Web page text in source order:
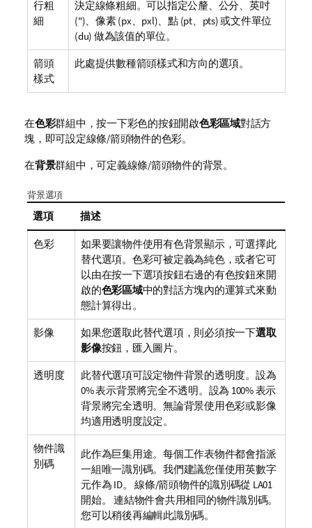
行粗
細
決定線條粗細。可以指定公釐、公分、英吋
(")、像素 (px、pxl)、點 (pt、pts) 或文件單位
(du) 做為該值的單位。
箭頭
樣式
此處提供數種箭頭樣式和方向的選項。
在色彩群組中，按一下彩色的按鈕開啟色彩區域對話方
塊，即可設定線條/箭頭物件的色彩。
在背景群組中，可定義線條/箭頭物件的背景。
背景選項
選項 描述
色彩
如果要讓物件使用有色背景顯示，可選擇此
替代選項。色彩可被定義為純色，或者它可
以由在按一下選項按鈕右邊的有色按鈕來開
啟的色彩區域中的對話方塊內的運算式來動
態計算得出。
影像 如果您選取此替代選項，則必須按一下選取
影像按鈕，匯入圖片。
透明度
此替代選項可設定物件背景的透明度。設為
0% 表示背景將完全不透明。設為 100% 表示
背景將完全透明。無論背景使用色彩或影像
均適用透明度設定。
物件識
別碼
此作為巨集用途。每個工作表物件都會指派
一組唯一識別碼。我們建議您僅使用英數字
元作為 ID。 線條/箭頭物件的識別碼從 LA01
開始。 連結物件會共用相同的物件識別碼。
您可以稍後再編輯此識別碼。